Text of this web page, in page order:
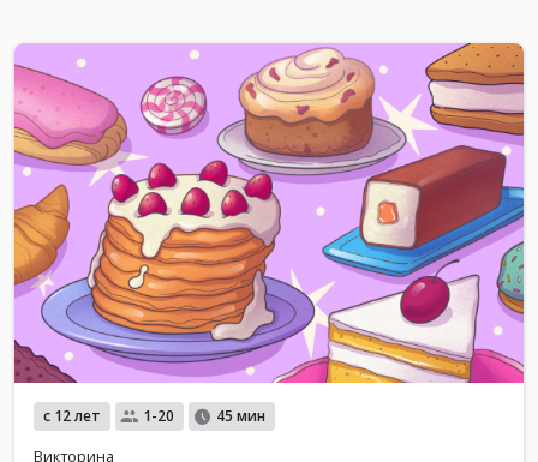
с 12 лет 1-20 45 мин
Викторина